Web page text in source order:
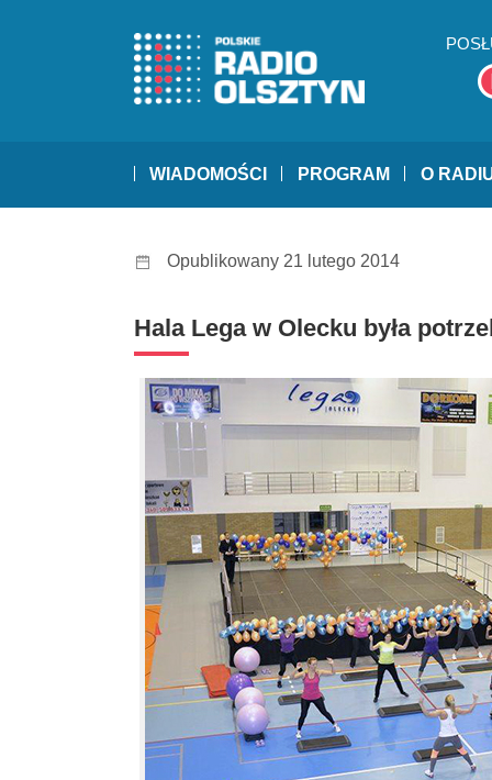
WIADOMOŚCI PROGRAM O
Opublikowany 21 lutego 2014
Hala Lega w Olecku była